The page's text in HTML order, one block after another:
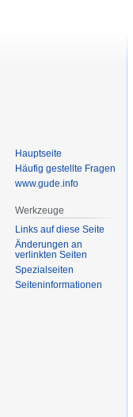
Hauptseite
Häufig gestellte Fragen
www.gude.info
Werkzeuge
Links auf diese Seite
Änderungen an
verlinkten Seiten
Spezialseiten
Seiten­informationen